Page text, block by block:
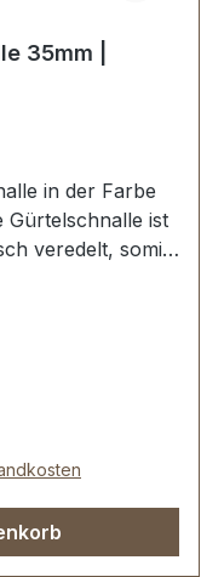
35mm |
in der Farbe
Gürtelschnalle ist
veredelt, somit